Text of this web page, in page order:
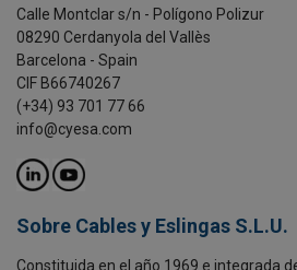
Calle Montclar s/n - Polígono Polizur
08290 Cerdanyola del Vallès
Barcelona - Spain
CIF B66740267
(+34) 93 701 77 66
info@cyesa.com
Sobre Cables y Eslingas S.L.U.
Constituida en el año 1969 e integrada